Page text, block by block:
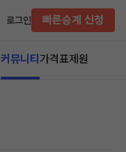
로그인 빠른승계 신청
커뮤니티 가격표제원